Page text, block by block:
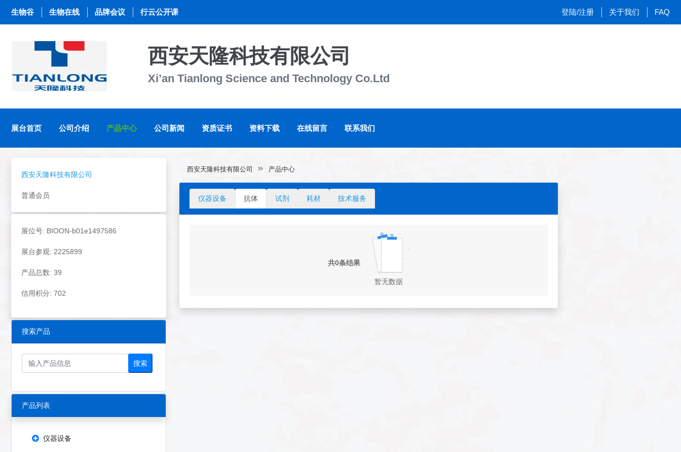
生物谷 生物在线 品牌会议 行云公开课 登陆/注册 关于我们 FAQ
西安天隆科技有限公司
Xi’an Tianlong Science and Technology Co.Ltd
展台首页 公司介绍 产品中心 公司新闻 资质证书 资料下载 在线留言 联系我们
西安天隆科技有限公司
普通会员
展位号: BIOON-b01e1497586
展台参观: 2225899
产品总数: 39
信用积分: 702
搜索产品
搜索
产品列表
仪器设备
西安天隆科技有限公司 产品中心
仪器设备 抗体 试剂 耗材 技术服务
共0条结果
暂无数据